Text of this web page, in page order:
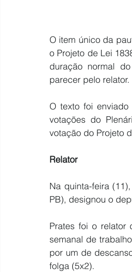
O item único da
o Projeto de Lei
duração normal
parecer pelo relator.
O texto foi
votações do
votação do Projeto
Relator
Na quinta-feira
PB), designou o
Prates foi o relator
semanal de
por um de
folga (5x2).